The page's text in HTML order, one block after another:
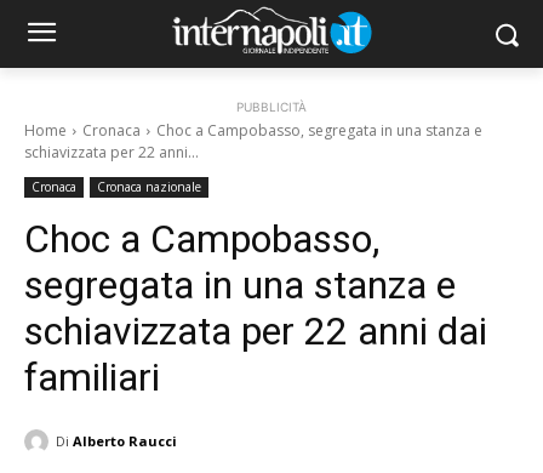
PUBBLICITÀ
Home Cronaca
Choc a Campobasso, segregata in una stanza e
schiavizzata per 22 anni...
Cronaca Cronaca nazionale
Choc a Campobasso,
segregata in una stanza e
schiavizzata per 22 anni dai
familiari
Di Alberto Raucci